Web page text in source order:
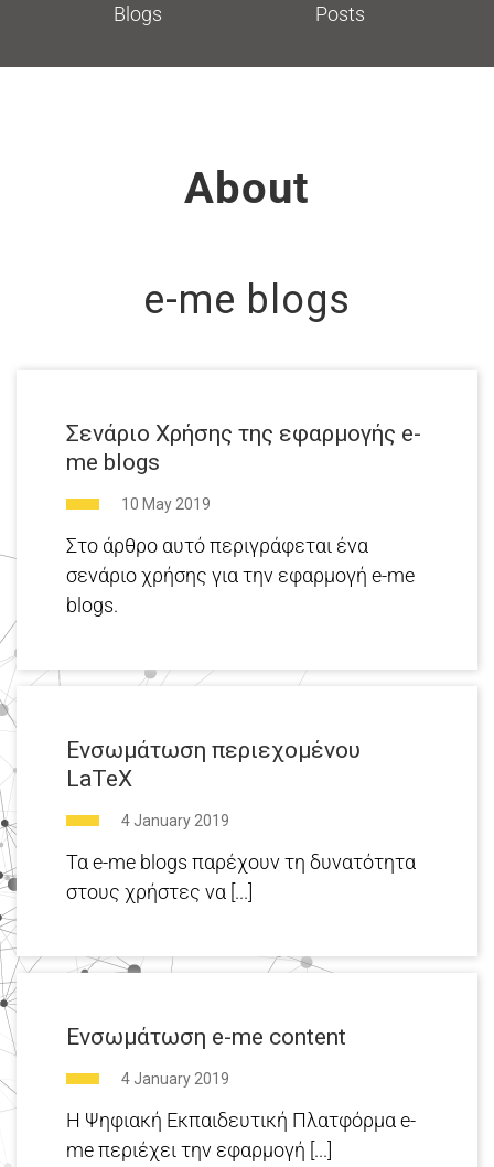
Blogs Posts
About
e-me blogs
Σενάριο Χρήσης της εφαρμογής e-
me blogs
10 May 2019
Στο άρθρο αυτό περιγράφεται ένα
σενάριο χρήσης για την εφαρμογή e-me
blogs.
Ενσωμάτωση περιεχομένου
LaTeX
4 January 2019
Τα e-me blogs παρέχουν τη δυνατότητα
στους χρήστες να [...]
Ενσωμάτωση e-me content
4 January 2019
H Ψηφιακή Εκπαιδευτική Πλατφόρμα e-
me περιέχει την εφαρμογή [...]